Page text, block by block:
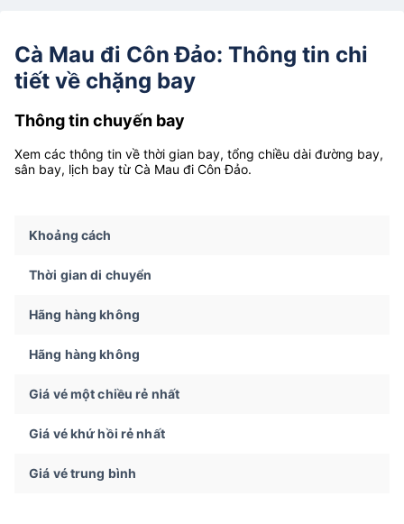
Cà Mau đi Côn Đảo: Thông tin chi
tiết về chặng bay
Thông tin chuyến bay
Xem các thông tin về thời gian bay, tổng chiều dài đường bay,
sân bay, lịch bay từ Cà Mau đi Côn Đảo.
Khoảng cách
Thời gian di chuyển
Hãng hàng không
Hãng hàng không
Giá vé một chiều rẻ nhất
Giá vé khứ hồi rẻ nhất
Giá vé trung bình